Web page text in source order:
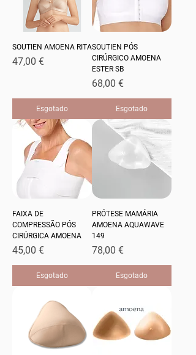
SOUTIEN AMOENA RITA
Preço
47,00 €
Esgotado
SOUTIEN PÓS
CIRÚRGICO AMOENA
ESTER SB
Preço
68,00 €
Esgotado
FAIXA DE
COMPRESSÃO PÓS
CIRÚRGICA AMOENA
Preço
45,00 €
Esgotado
PRÓTESE MAMÁRIA
AMOENA AQUAWAVE
149
Preço
78,00 €
Esgotado